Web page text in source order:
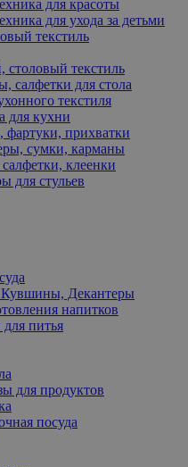
для красоты
для ухода за детьми
текстиль
столовый текстиль
салфетки для стола
текстиля
для кухни
фартуки, прихватки
сумки, карманы
клеенки
для стульев
Декантеры
напитков
питья
для продуктов
посуда